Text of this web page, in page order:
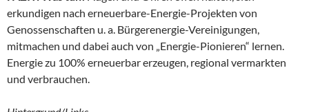
erkundigen nach erneuerbare-Energie-Projekten von
Genossenschaften u. a. Bürgerenergie-Vereinigungen,
mitmachen und dabei auch von „Energie-Pionieren“ lernen.
Energie zu 100% erneuerbar erzeugen, regional vermarkten
und verbrauchen.